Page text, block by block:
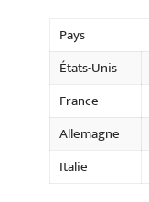
Pays
États-Unis
France
Allemagne
Italie